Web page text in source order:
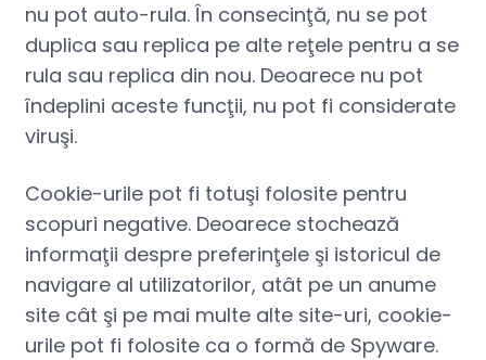
nu pot auto-rula. În consecinţă, nu se pot
duplica sau replica pe alte reţele pentru a se
rula sau replica din nou. Deoarece nu pot
îndeplini aceste funcţii, nu pot fi considerate
viruşi.
Cookie-urile pot fi totuşi folosite pentru
scopuri negative. Deoarece stochează
informaţii despre preferinţele şi istoricul de
navigare al utilizatorilor, atât pe un anume
site cât şi pe mai multe alte site-uri, cookie-
urile pot fi folosite ca o formă de Spyware.